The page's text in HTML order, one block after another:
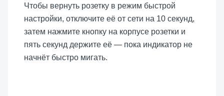
Чтобы вернуть розетку в режим быстрой
настройки, отключите её от сети на 10 секунд,
затем нажмите кнопку на корпусе розетки и
пять секунд держите её — пока индикатор не
начнёт быстро мигать.